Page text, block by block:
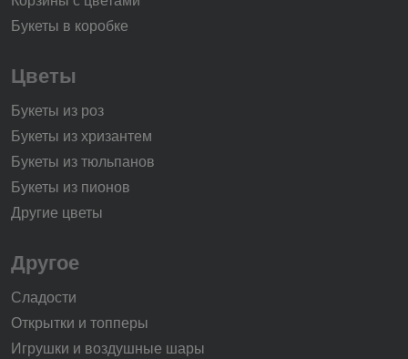
Букеты в коробке
Цветы
Букеты из роз
Букеты из хризантем
Букеты из тюльпанов
Букеты из пионов
Другие цветы
Другое
Сладости
Открытки и топперы
Игрушки и воздушные шары